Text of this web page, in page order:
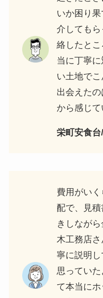
いか困り
介しても
絡したと
当に丁寧
い土地で
出会えた
から感じて
栄町安食台
費用がい
配で、見
きしなが
木工務店
寧に説明
思ってい
て本当に